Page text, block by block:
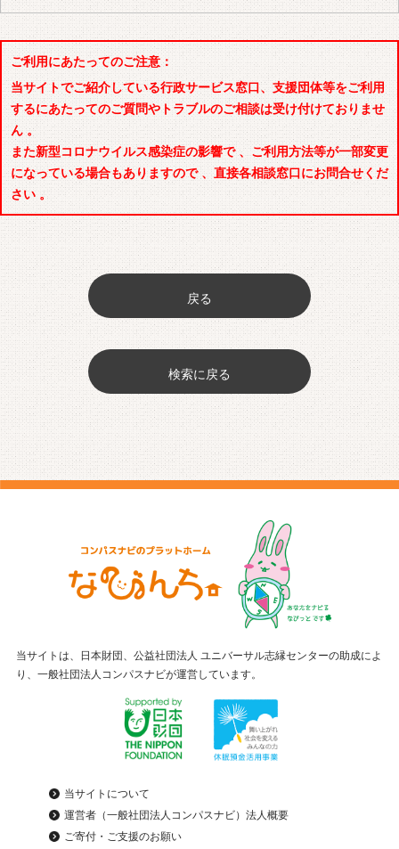
ご利用にあたってのご注意：
当サイトでご紹介している行政サービス窓口、支援団体等をご利用
するにあたってのご質問やトラブルのご相談は受け付けておりませ
ん 。
また新型コロナウイルス感染症の影響で 、ご利用方法等が一部変更
になっている場合もありますので 、直接各相談窓口にお問合せくだ
さい 。
戻る
検索に戻る
当サイトは、日本財団、公益社団法人 ユニバーサル志縁センターの助成によ
り、一般社団法人コンパスナビが運営しています。
当サイトについて
運営者（一般社団法人コンパスナビ）法人概要
ご寄付・ご支援のお願い